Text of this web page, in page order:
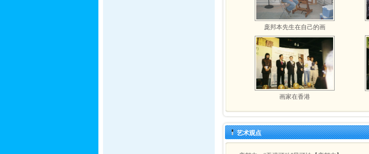
庞邦本先生在自己的画
画家在香港
艺术观点